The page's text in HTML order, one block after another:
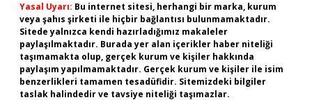
Yasal Uyarı: Bu internet sitesi, herhangi bir marka, kurum
veya şahıs şirketi ile hiçbir bağlantısı bulunmamaktadır.
Sitede yalnızca kendi hazırladığımız makaleler
paylaşılmaktadır. Burada yer alan içerikler haber niteliği
taşımamakta olup, gerçek kurum ve kişiler hakkında
paylaşım yapılmamaktadır. Gerçek kurum ve kişiler ile isim
benzerlikleri tamamen tesadüfidir. Sitemizdeki bilgiler
taslak halindedir ve tavsiye niteliği taşımazlar.